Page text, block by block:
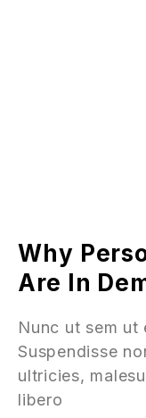
Why
Are In
Nunc ut sem ut
Suspendisse
ultricies,
libero